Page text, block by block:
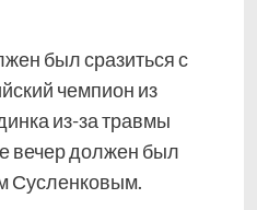
был сразиться с
чемпион из
из-за травмы
вечер должен был
Сусленковым.